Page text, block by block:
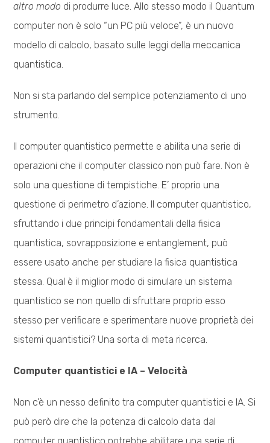
altro modo di produrre luce. Allo stesso modo il Quantum
computer non è solo “un PC più veloce”, è un nuovo
modello di calcolo, basato sulle leggi della meccanica
quantistica.
Non si sta parlando del semplice potenziamento di uno
strumento.
Il computer quantistico permette e abilita una serie di
operazioni che il computer classico non può fare. Non è
solo una questione di tempistiche. E’ proprio una
questione di perimetro d’azione. Il computer quantistico,
sfruttando i due principi fondamentali della fisica
quantistica, sovrapposizione e entanglement, può
essere usato anche per studiare la fisica quantistica
stessa. Qual è il miglior modo di simulare un sistema
quantistico se non quello di sfruttare proprio esso
stesso per verificare e sperimentare nuove proprietà dei
sistemi quantistici? Una sorta di meta ricerca.
Computer quantistici e IA – Velocità
Non c’è un nesso definito tra computer quantistici e IA. Si
può però dire che la potenza di calcolo data dal